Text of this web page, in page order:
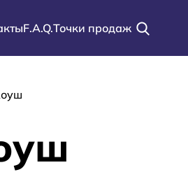
F.A.Q.Точки продаж